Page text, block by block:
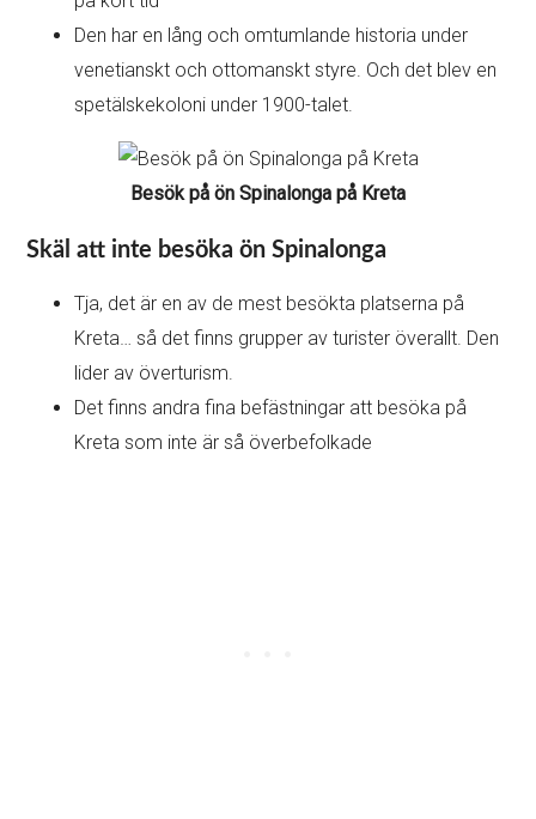
Den har en lång och omtumlande historia under
venetianskt och ottomanskt styre. Och det blev en
spetälskekoloni under 1900-talet.
Besök på ön Spinalonga på Kreta
Skäl att inte besöka ön Spinalonga
Tja, det är en av de mest besökta platserna på
Kreta… så det finns grupper av turister överallt. Den
lider av överturism.
Det finns andra fina befästningar att besöka på
Kreta som inte är så överbefolkade